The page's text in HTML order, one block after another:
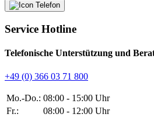
Service Hotline
Telefonische Unterstützung und
+49 (0) 366 03 71 800
Mo.-Do.: 08:00 - 15:00 Uhr
Fr.:
08:00 - 12:00 Uhr